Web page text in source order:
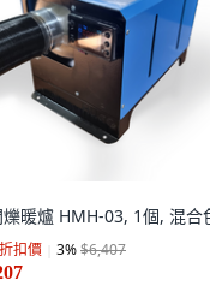
暖爐 HMH-03, 1個, 混合
扣價 3%$6,407